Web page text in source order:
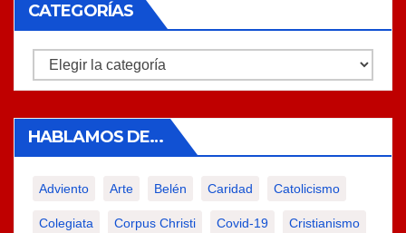
CATEGORÍAS
Categorías
HABLAMOS DE…
Adviento Arte Belén Caridad Catolicismo
Colegiata Corpus Christi Covid-19 Cristianismo